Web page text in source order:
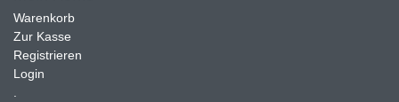
Warenkorb
Zur Kasse
Registrieren
Login